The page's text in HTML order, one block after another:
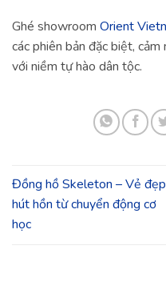
Ghé showroom Orient
các phiên bản đặc biệt,
với niềm tự hào dân tộc.
Đồng hồ Skeleton – Vẻ đẹp
hút hồn từ chuyển động cơ
học